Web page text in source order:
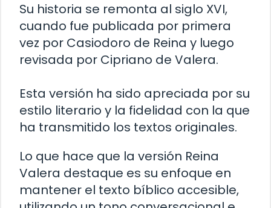
Su historia se remonta al siglo XVI,
cuando fue publicada por primera
vez por Casiodoro de Reina y luego
revisada por Cipriano de Valera.
Esta versión ha sido apreciada por su
estilo literario y la fidelidad con la que
ha transmitido los textos originales.
Lo que hace que la versión Reina
Valera destaque es su enfoque en
mantener el texto bíblico accesible,